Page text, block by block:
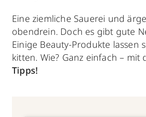
Eine ziemliche Sauerei und
obendrein. Doch es gibt gute
Einige Beauty-Produkte lassen
kitten. Wie? Ganz einfach – mit
Tipps!